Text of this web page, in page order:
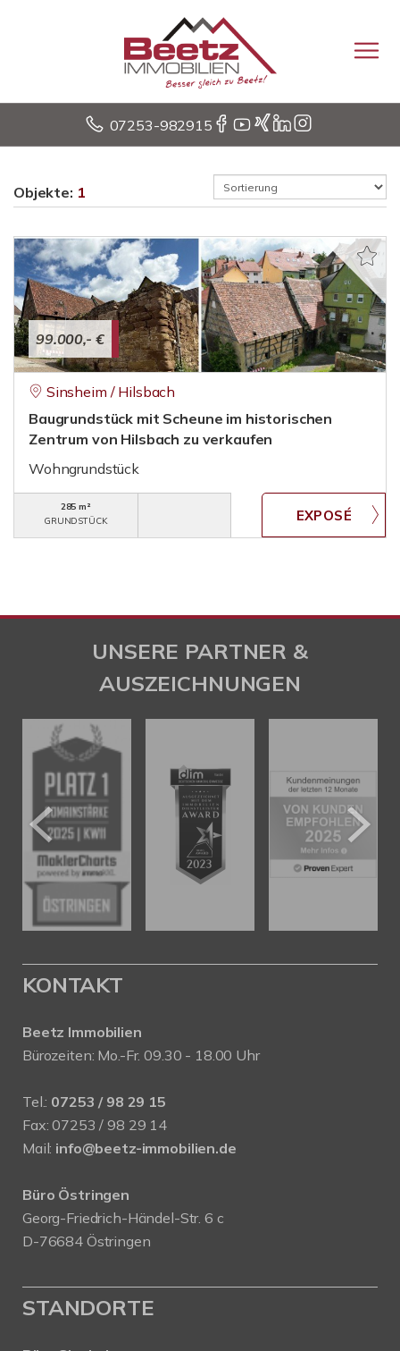
07253-982915
Objekte: 1
99.000,- €
Sinsheim / Hilsbach
Baugrundstück mit Scheune im historischen
Zentrum von Hilsbach zu verkaufen
Wohngrundstück
285 m²
GRUNDSTÜCK
UNSERE PARTNER &
AUSZEICHNUNGEN
KONTAKT
Beetz Immobilien
Bürozeiten: Mo.-Fr. 09.30 - 18.00 Uhr
Tel.: 07253 / 98 29 15
Fax: 07253 / 98 29 14
Mail: info@beetz-immobilien.de
Büro Östringen
Georg-Friedrich-Händel-Str. 6 c
D-76684 Östringen
STANDORTE